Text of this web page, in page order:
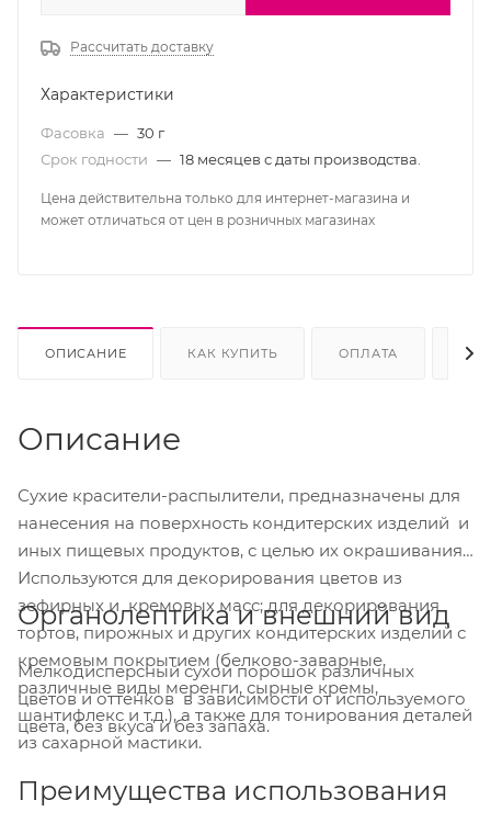
Рассчитать доставку
Характеристики
Фасовка — 30 г
Срок годности — 18 месяцев с даты производства.
Цена действительна только для интернет-магазина и
может отличаться от цен в розничных магазинах
ОПИСАНИЕ КАК КУПИТЬ ОПЛАТА
Описание
Сухие красители-распылители, предназначены для
нанесения на поверхность кондитерских изделий и
иных пищевых продуктов, с целью их окрашивания.
Используются для декорирования цветов из
зефирных и кремовых масс; для декорирования
тортов, пирожных и других кондитерских изделий с
кремовым покрытием (белково-заварные,
различные виды меренги, сырные кремы,
шантифлекс и т.д.), а также для тонирования деталей
из сахарной мастики.
Органолептика и внешний вид
Мелкодисперсный сухой порошок различных
цветов и оттенков в зависимости от используемого
цвета, без вкуса и без запаха.
Преимущества использования